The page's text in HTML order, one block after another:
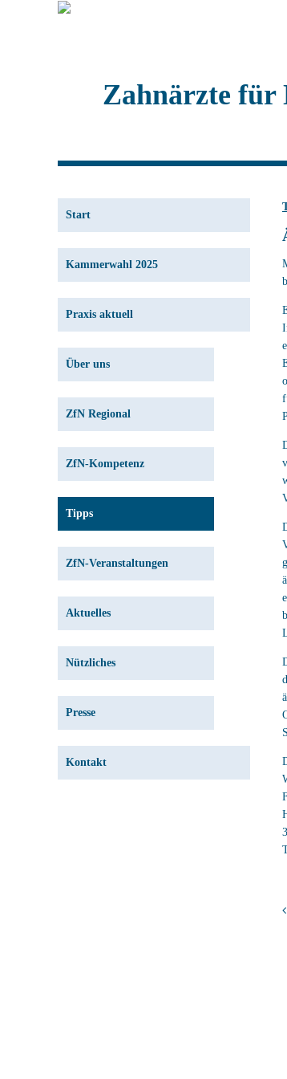
Zahnärzte für
Start
Kammerwahl 2025
Praxis aktuell
Über uns
ZfN Regional
ZfN-Kompetenz
Tipps
ZfN-Veranstaltungen
Aktuelles
Nützliches
Presse
Kontakt